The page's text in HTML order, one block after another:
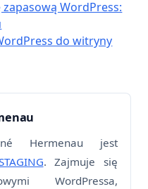
WordPress:
do witryny
Hermenau jest
. Zajmuje się
WordPressa,